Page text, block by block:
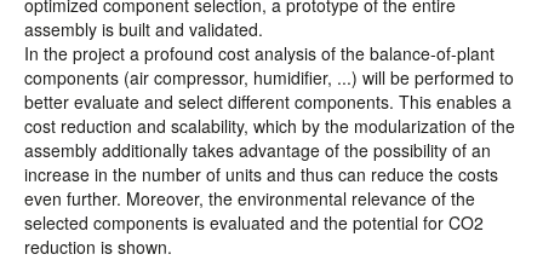
optimized component selection, a prototype of the entire
assembly is built and validated.
In the project a profound cost analysis of the balance-of-plant
components (air compressor, humidifier, ...) will be performed to
better evaluate and select different components. This enables a
cost reduction and scalability, which by the modularization of the
assembly additionally takes advantage of the possibility of an
increase in the number of units and thus can reduce the costs
even further. Moreover, the environmental relevance of the
selected components is evaluated and the potential for CO2
reduction is shown.